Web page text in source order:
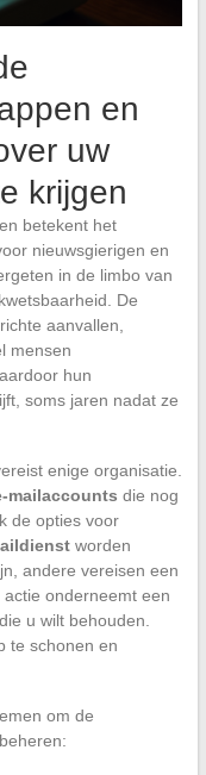
en
uw
krijgen
betekent het
nieuwsgierigen en
in de limbo van
De
aanvallen,
mensen
hun
soms jaren nadat ze
enige organisatie.
mailaccounts die nog
de opties voor
worden
andere vereisen een
onderneemt een
u wilt behouden.
te schonen en
om de